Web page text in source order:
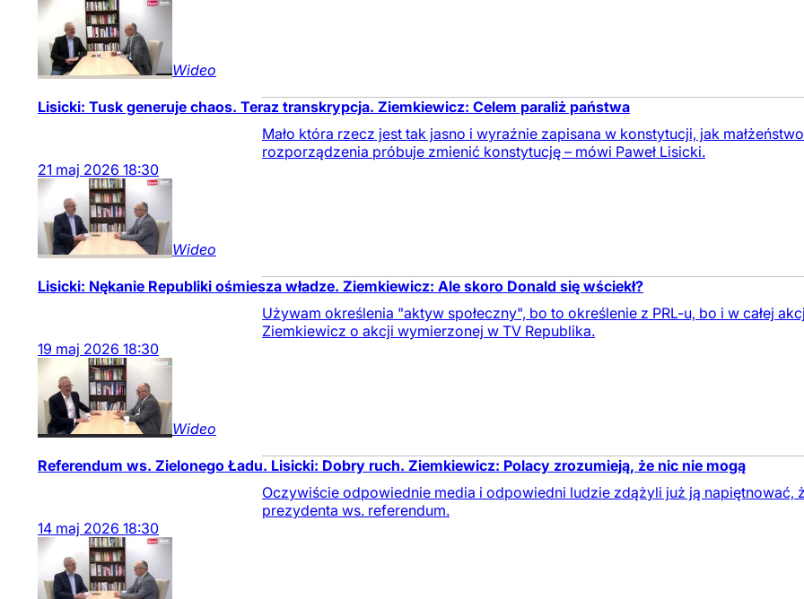
Wideo
Lisicki: Tusk generuje chaos. Teraz transkrypcja. Ziemkiewicz: Celem paraliż państwa
Mało która rzecz jest tak jasno i wyraźnie zapisana w konstytucji, jak
rozporządzenia próbuje zmienić konstytucję – mówi Paweł Lisicki.
21 maj 2026 18:30
Wideo
Lisicki: Nękanie Republiki ośmiesza władze. Ziemkiewicz: Ale skoro Donald się wściekł?
Używam określenia "aktyw społeczny", bo to określenie z PRL-u, bo i w całej
Ziemkiewicz o akcji wymierzonej w TV Republika.
19 maj 2026 18:30
Wideo
Referendum ws. Zielonego Ładu. Lisicki: Dobry ruch. Ziemkiewicz: Polacy zrozumieją, że nic nie mogą
Oczywiście odpowiednie media i odpowiedni ludzie zdążyli już ją napiętnować,
prezydenta ws. referendum.
14 maj 2026 18:30